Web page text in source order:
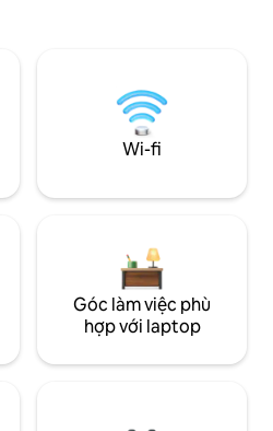
Wi-fi
Góc làm việc phù
hợp với laptop